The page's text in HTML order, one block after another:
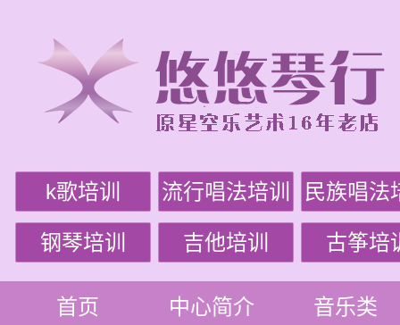
k歌培训 流行唱法培训 民族唱法
钢琴培训 吉他培训 古筝培
首页 中心简介 音乐类